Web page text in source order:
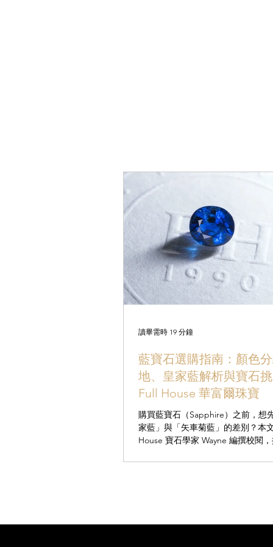
藍寶石選購指南：顏色分
地、皇家藍解析與寶石挑
Full House 華富爾珠寶
購買藍寶石（Sapphire）之前，想
家藍」與「矢車菊藍」的差別？本
House 寶石學家 Wayne 編撰校閱，
入分析 GRS 證書上的顏色評級、破
與「無燒」的價值差異，並從克什
讀畢需時 19 分鐘